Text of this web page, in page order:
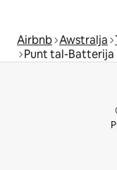
Airbnb Awstralja
Punt tal-Batterija